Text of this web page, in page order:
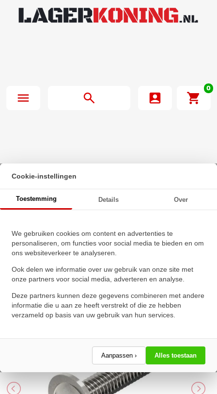
0
Beginpagina·
Laagbolkopbout met torx en flens ISO 7380-2 M3x35 T10
RVS A2
Cookie-instellingen
Toestemming Details Over
We gebruiken cookies om content en advertenties te
personaliseren, om functies voor social media te bieden en om
ons websiteverkeer te analyseren.
Ook delen we informatie over uw gebruik van onze site met
onze partners voor social media, adverteren en analyse.
Deze partners kunnen deze gegevens combineren met andere
informatie die u aan ze heeft verstrekt of die ze hebben
verzameld op basis van uw gebruik van hun services.
Aanpassen › Alles toestaan
Laagbolkopbout met torx en
flens ISO 7380-2 M3x35 T10 RVS
A2
Schrijf een review!